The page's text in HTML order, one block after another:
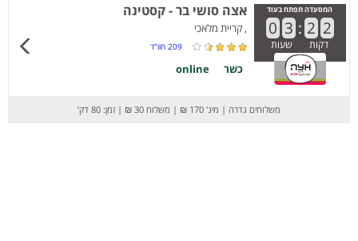
המסעדה תפתח בעוד
0 3 : 2 2
דקות שעות
אצה סושי בר - קסטינה
, קריית מלאכי
209 חוו”ד
כשר online
משלוחים גדרה | מינ' 170 ₪ | משלוח 30 ₪ | זמן: 80 דק’